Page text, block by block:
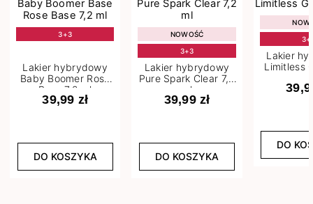
3+3
Lakier hybrydowy
Baby Boomer Rose
Base 7,2 ml
39,99 zł
DO KOSZYKA
NOWOŚĆ
3+3
Lakier hybrydowy
Pure Spark Clear 7,2
ml
39,99 zł
DO KOSZYKA
Lakier
Limitless
DO